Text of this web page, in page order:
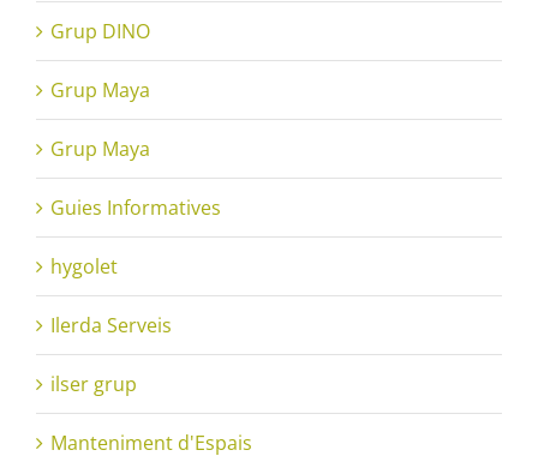
Grup DINO
Grup Maya
Grup Maya
Guies Informatives
hygolet
Ilerda Serveis
ilser grup
Manteniment d'Espais